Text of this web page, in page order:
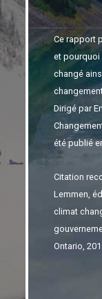
Ce rapport
et pourquoi
changé
Dirigé par
été publié
Citation
Lemmen,
climat
Ontario,